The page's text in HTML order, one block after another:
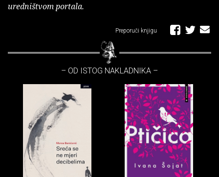
uredništvom portala.
Preporuči knjigu
– OD ISTOG NAKLADNIKA –